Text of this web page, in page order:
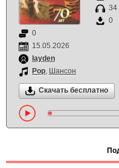
34
0
0
15.05.2026
layden
Pop, Шансон
Скачать бесплатно